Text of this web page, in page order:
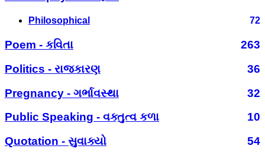
Philosophical 72
Poem - કવિતા
263
Politics - રાજકારણ
36
Pregnancy - ગર્ભાવસ્થા
32
Public Speaking - વક્તુત્વ કળા
10
Quotation - સુવાક્યો
54